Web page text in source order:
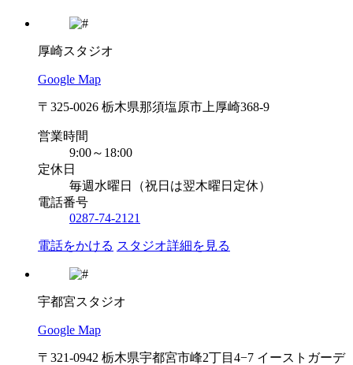
厚崎スタジオ
Google Map
〒325-0026 栃木県那須塩原市上厚崎368-9
営業時間
9:00～18:00
定休日
毎週水曜日（祝日は翌木曜日定休）
電話番号
0287-74-2121
電話をかける スタジオ詳細を見る
宇都宮スタジオ
Google Map
〒321-0942 栃木県宇都宮市峰2丁目4−7 イーストガーデ